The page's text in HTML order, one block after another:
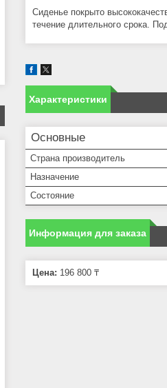
Сиденье покрыто
течение длительного срока.
Характеристики
Основные
Страна производитель
Назначение
Состояние
Информация для заказа
Цена: 196 800 ₸